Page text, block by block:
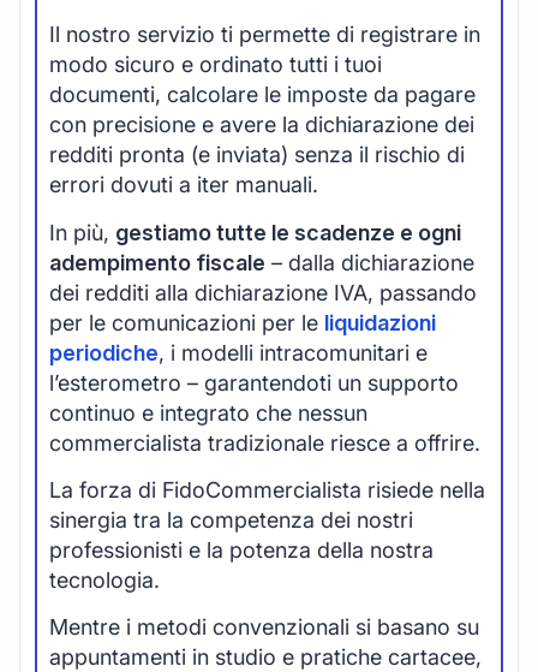
Il nostro servizio ti permette di registrare in
modo sicuro e ordinato tutti i tuoi
documenti, calcolare le imposte da pagare
con precisione e avere la dichiarazione dei
redditi pronta (e inviata) senza il rischio di
errori dovuti a iter manuali.
In più, gestiamo tutte le scadenze e ogni
adempimento fiscale – dalla dichiarazione
dei redditi alla dichiarazione IVA, passando
per le comunicazioni per le liquidazioni
periodiche, i modelli intracomunitari e
l’esterometro – garantendoti un supporto
continuo e integrato che nessun
commercialista tradizionale riesce a offrire.
La forza di FidoCommercialista risiede nella
sinergia tra la competenza dei nostri
professionisti e la potenza della nostra
tecnologia.
Mentre i metodi convenzionali si basano su
appuntamenti in studio e pratiche cartacee,